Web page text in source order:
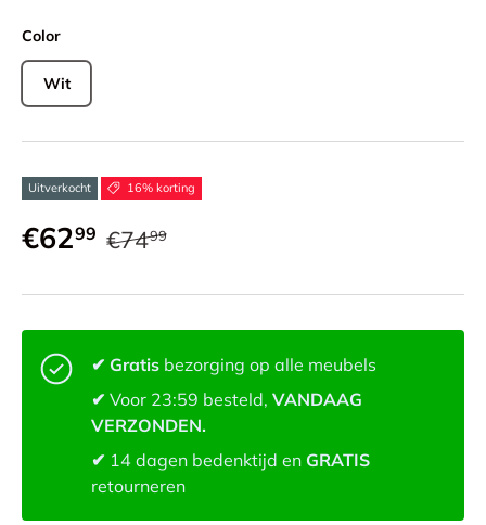
Color
Wit
Uitverkocht 16% korting
€6299 €7499
✔ Gratis bezorging op alle meubels
✔ Voor 23:59 besteld, VANDAAG
VERZONDEN.
✔ 14 dagen bedenktijd en GRATIS
retourneren